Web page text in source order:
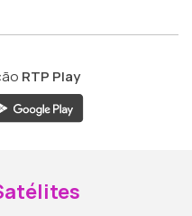
RTP Play